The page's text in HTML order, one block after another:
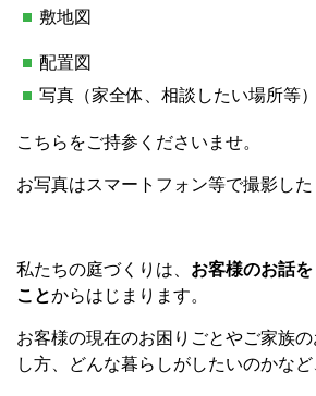
敷地図
配置図
写真（家全体、相談したい場所等）
こちらをご持参くださいませ。
お写真はスマートフォン等で撮影した
私たちの庭づくりは、 お客様のお話
ことからはじまります。
お客様の現在のお困りごとやご家族
し方、どんな暮らしがしたいのかなど